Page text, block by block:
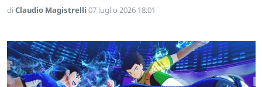
di Claudio Magistrelli 07 luglio 2026 18:01